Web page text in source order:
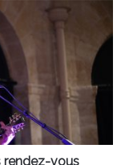
rendez-vous